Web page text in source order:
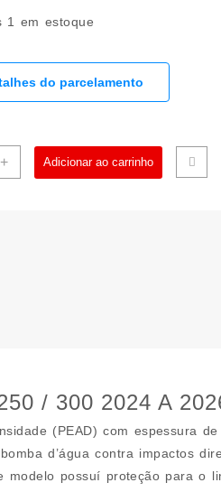
1 em estoque
do parcelamento
+ Adicionar ao carrinho
/ 300 2024 A
(PEAD) com espessura
d’água contra impactos
modelo possuí proteção para o